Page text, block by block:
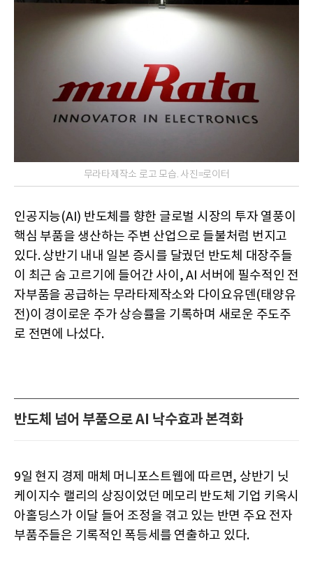
무라타제작소 로고 모습. 사진=로이터
인공지능(AI) 반도체를 향한 글로벌 시장의 투자 열풍이
핵심 부품을 생산하는 주변 산업으로 들불처럼 번지고
있다. 상반기 내내 일본 증시를 달궜던 반도체 대장주들
이 최근 숨 고르기에 들어간 사이, AI 서버에 필수적인 전
자부품을 공급하는 무라타제작소와 다이요유덴(태양유
전)이 경이로운 주가 상승률을 기록하며 새로운 주도주
로 전면에 나섰다.
반도체 넘어 부품으로 AI 낙수효과 본격화
9일 현지 경제 매체 머니포스트웹에 따르면, 상반기 닛
케이지수 랠리의 상징이었던 메모리 반도체 기업 키옥시
아홀딩스가 이달 들어 조정을 겪고 있는 반면 주요 전자
부품주들은 기록적인 폭등세를 연출하고 있다.